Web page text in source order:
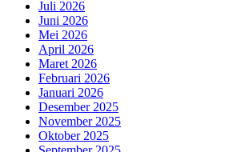
Juli 2026
Juni 2026
Mei 2026
April 2026
Maret 2026
Februari 2026
Januari 2026
Desember 2025
November 2025
Oktober 2025